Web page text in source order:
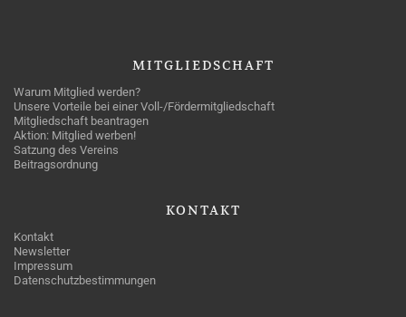
MITGLIEDSCHAFT
Warum Mitglied werden?
Unsere Vorteile bei einer Voll-/Fördermitgliedschaft
Mitgliedschaft beantragen
Aktion: Mitglied werben!
Satzung des Vereins
Beitragsordnung
KONTAKT
Kontakt
Newsletter
Impressum
Datenschutzbestimmungen